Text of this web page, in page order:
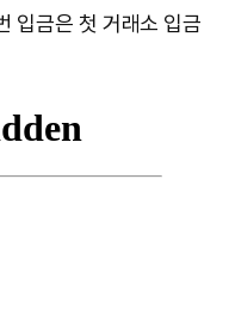
입금은 첫 거래소 입금